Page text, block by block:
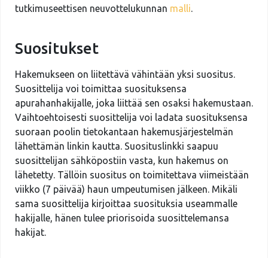
tutkimuseettisen neuvottelukunnan malli.
Suositukset
Hakemukseen on liitettävä vähintään yksi suositus.
Suosittelija voi toimittaa suosituksensa
apurahanhakijalle, joka liittää sen osaksi hakemustaan.
Vaihtoehtoisesti suosittelija voi ladata suosituksensa
suoraan poolin tietokantaan hakemusjärjestelmän
lähettämän linkin kautta. Suosituslinkki saapuu
suosittelijan sähköpostiin vasta, kun hakemus on
lähetetty. Tällöin suositus on toimitettava viimeistään
viikko (7 päivää) haun umpeutumisen jälkeen. Mikäli
sama suosittelija kirjoittaa suosituksia useammalle
hakijalle, hänen tulee priorisoida suosittelemansa
hakijat.